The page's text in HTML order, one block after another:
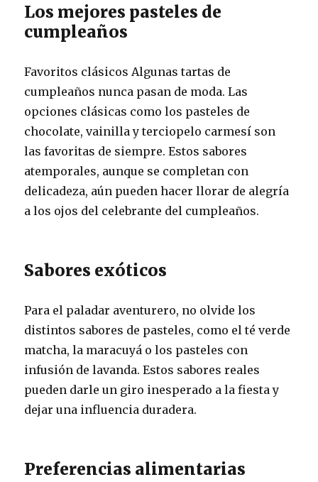
Los mejores pasteles de
cumpleaños
Favoritos clásicos Algunas tartas de
cumpleaños nunca pasan de moda. Las
opciones clásicas como los pasteles de
chocolate, vainilla y terciopelo carmesí son
las favoritas de siempre. Estos sabores
atemporales, aunque se completan con
delicadeza, aún pueden hacer llorar de alegría
a los ojos del celebrante del cumpleaños.
Sabores exóticos
Para el paladar aventurero, no olvide los
distintos sabores de pasteles, como el té verde
matcha, la maracuyá o los pasteles con
infusión de lavanda. Estos sabores reales
pueden darle un giro inesperado a la fiesta y
dejar una influencia duradera.
Preferencias alimentarias